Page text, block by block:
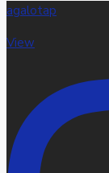
agalotap
View